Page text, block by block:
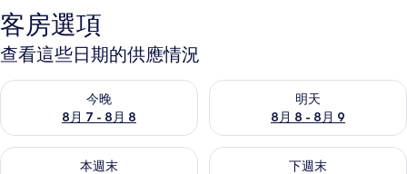
客房選項
查看這些日期的供應情況
今晚
8月 7 - 8月 8
查看今晚 (8月 7 - 8月 8) 的供應情況
明天
8月 8 - 8月 9
查看明天 (8月 8 - 8月 9) 的供
本週末
查看本週末 (8月 7 - 8月 9) 的供應情況
下週末
查看下週末 (8月 14 - 8月 16)